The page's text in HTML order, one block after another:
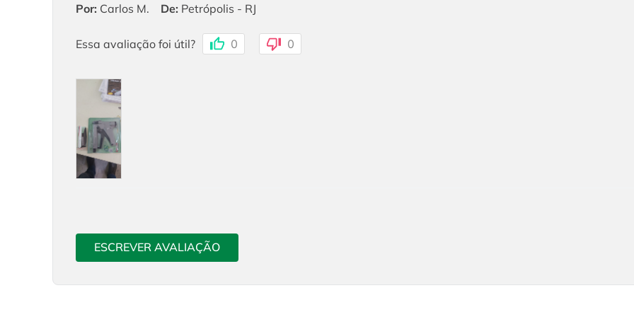
Por: Carlos M. De: Petrópolis - RJ
Essa avaliação foi útil? 0 0
ESCREVER AVALIAÇÃO